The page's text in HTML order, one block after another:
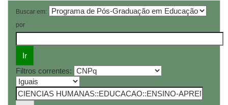
Buscar em:
por
Filtros correntes: